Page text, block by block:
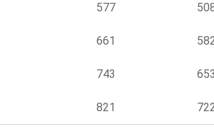
577
661
743
821